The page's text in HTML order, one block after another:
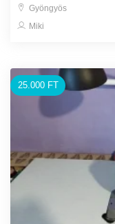
Gyöngyös
Miki
25.000 FT